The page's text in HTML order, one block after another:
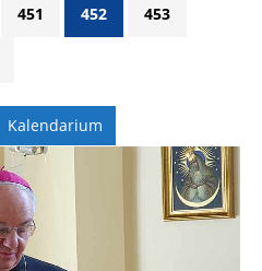
451 452 453
Kalendarium